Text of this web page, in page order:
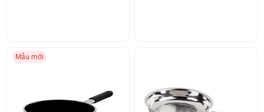
Mẫu mới